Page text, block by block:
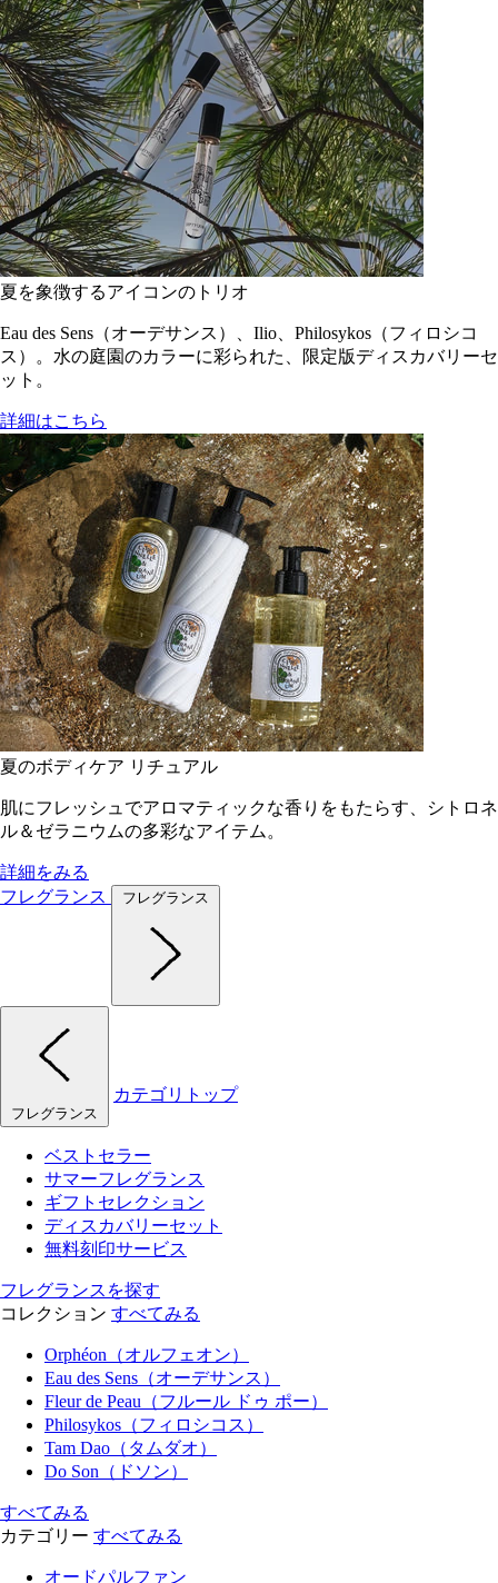
夏を象徴するアイコンのトリオ
Eau des Sens（オーデサンス）、Ilio、Philosykos（フィロシコ
ス）。水の庭園のカラーに彩られた、限定版ディスカバリーセ
ット。
詳細はこちら
夏のボディケア リチュアル
肌にフレッシュでアロマティックな香りをもたらす、シトロネ
ル＆ゼラニウムの多彩なアイテム。
詳細をみる
フレグランス
フレグランス
フレグランス
カテゴリトップ
ベストセラー
サマーフレグランス
ギフトセレクション
ディスカバリーセット
無料刻印サービス
フレグランスを探す
コレクション すべてみる
Orphéon（オルフェオン）
Eau des Sens（オーデサンス）
Fleur de Peau（フルール ドゥ ポー）
Philosykos（フィロシコス）
Tam Dao（タムダオ）
Do Son（ドソン）
すべてみる
カテゴリー すべてみる
オードパルファン